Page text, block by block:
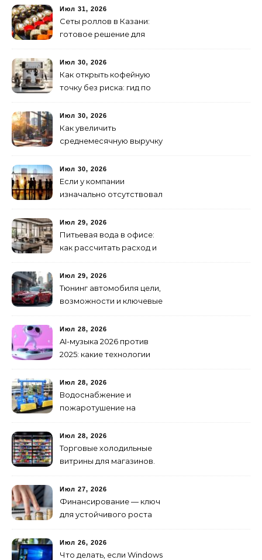
Июл 31, 2026
Сеты роллов в Казани:
готовое решение для
друзьями
Июл 30, 2026
Как открыть кофейную
точку без риска: гид по
Июл 30, 2026
Как увеличить
среднемесячную выручку
лишних затрат
Июл 30, 2026
Если у компании
изначально отсутствовал
как не утонуть в хаосе
Июл 29, 2026
Питьевая вода в офисе:
как рассчитать расход и
Июл 29, 2026
Тюнинг автомобиля цели,
возможности и ключевые
транспортных средств
Июл 28, 2026
AI-музыка 2026 против
2025: какие технологии
создание клипов
изменилось навсегда
Июл 28, 2026
Водоснабжение и
пожаротушение на
оборудование
предусмотреть заранее
Июл 28, 2026
Торговые холодильные
витрины для магазинов.
Июл 27, 2026
Финансирование — ключ
для устойчивого роста
Июл 26, 2026
Что делать, если Windows